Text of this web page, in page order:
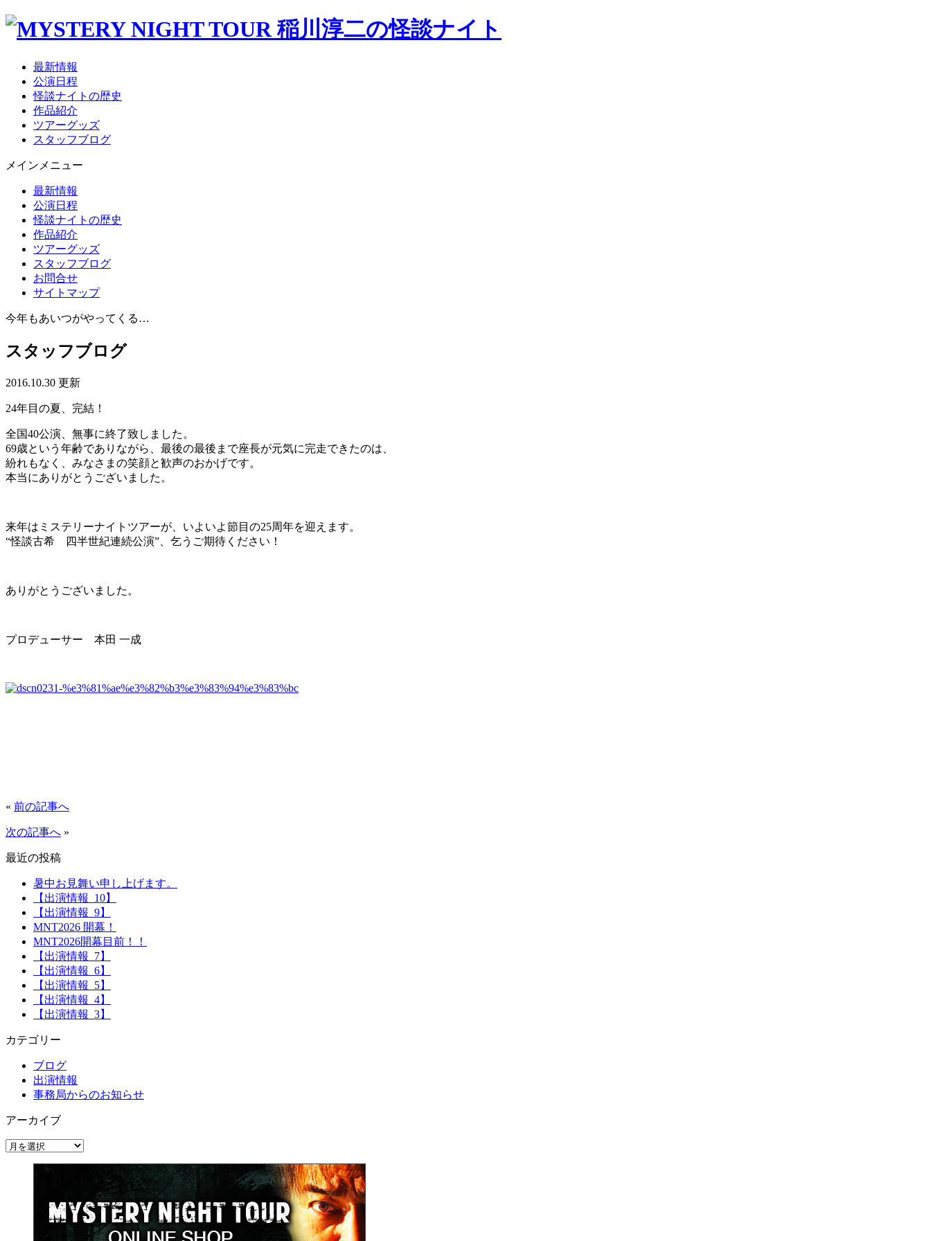
最新情報
公演日程
怪談ナイトの歴史
作品紹介
ツアーグッズ
スタッフブログ
メインメニュー
最新情報
公演日程
怪談ナイトの歴史
作品紹介
ツアーグッズ
スタッフブログ
お問合せ
サイトマップ
今年もあいつがやってくる…
スタッフブログ
2016.10.30 更新
24年目の夏、完結！
全国40公演、無事に終了致しました。
69歳という年齢でありながら、最後の最後まで座長が元気に完走できたのは、
紛れもなく、みなさまの笑顔と歓声のおかげです。
本当にありがとうございました。
来年はミステリーナイトツアーが、いよいよ節目の25周年を迎えます。
“怪談古希 四半世紀連続公演”、乞うご期待ください！
ありがとうございました。
プロデューサー 本田 一成
« 前の記事へ
次の記事へ »
最近の投稿
暑中お見舞い申し上げます。
【出演情報_10】
【出演情報_9】
MNT2026 開幕！
MNT2026開幕目前！！
【出演情報_7】
【出演情報_6】
【出演情報_5】
【出演情報_4】
【出演情報_3】
カテゴリー
ブログ
出演情報
事務局からのお知らせ
アーカイブ
ア